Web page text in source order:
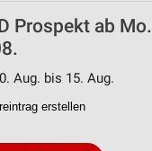
Prospekt ab Mo.
Aug. bis 15. Aug.
erstellen